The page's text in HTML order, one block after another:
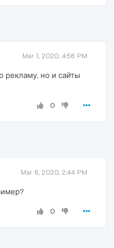
Mar 1, 2020, 4:56 PM
рекламу, но и сайты
0
Mar 6, 2020, 2:44 PM
0